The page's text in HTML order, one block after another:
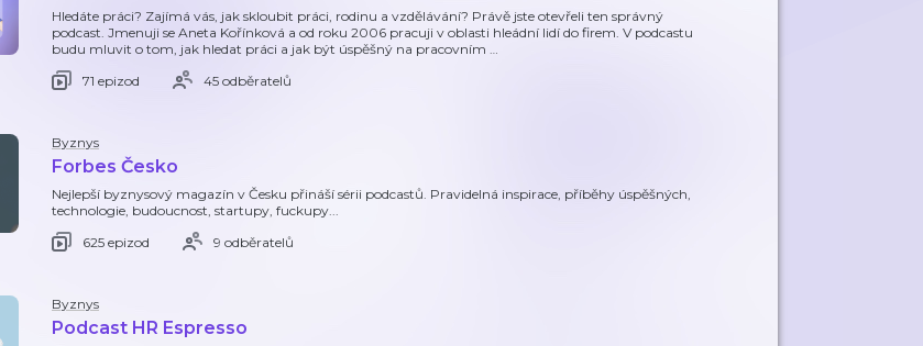
Hledáte práci? Zajímá vás, jak skloubit práci, rodinu a vzdělávání? Právě jste otevřeli ten správný
podcast. Jmenuji se Aneta Kořínková a od roku 2006 pracuji v oblasti hleádní lidí do firem. V podcastu
budu mluvit o tom, jak hledat práci a jak být úspěšný na pracovním …
71 epizod
45 odběratelů
Byznys
Forbes Česko
Nejlepší byznysový magazín v Česku přináší sérii podcastů. Pravidelná inspirace, příběhy úspěšných,
technologie, budoucnost, startupy, fuckupy...
625 epizod
9 odběratelů
Byznys
Podcast HR Espresso